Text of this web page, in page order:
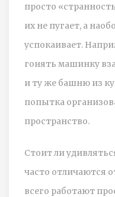
просто
их не пугает, а
успокаивает.
гонять машинку
и ту же башню из
попытка
пространство.
Стоит ли
часто отличаются
всего работают